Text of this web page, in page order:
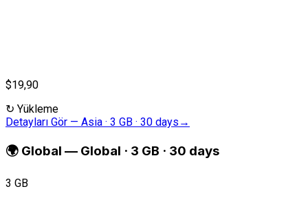
$19,90
↻ Yükleme
Detayları Gör — Asia · 3 GB · 30 days →
🌍 Global — Global · 3 GB · 30 days
3 GB